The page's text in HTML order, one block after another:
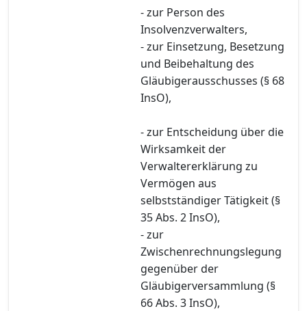
- zur Person des
Insolvenzverwalters,
- zur Einsetzung, Besetzung
und Beibehaltung des
Gläubigerausschusses (§ 68
InsO),
- zur Entscheidung über die
Wirksamkeit der
Verwaltererklärung zu
Vermögen aus
selbstständiger Tätigkeit (§
35 Abs. 2 InsO),
- zur
Zwischenrechnungslegung
gegenüber der
Gläubigerversammlung (§
66 Abs. 3 InsO),